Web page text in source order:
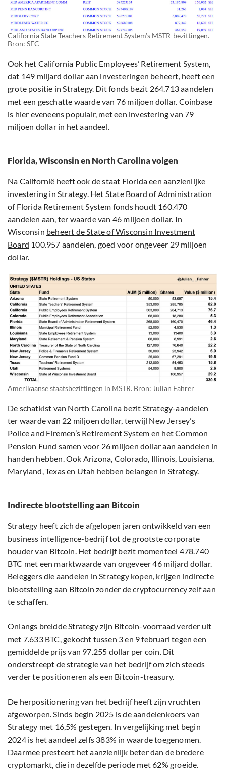
California State Teachers Retirement System’s MSTR-bezittingen.
Bron: SEC
Ook het California Public Employees’ Retirement System,
dat 149 miljard dollar aan investeringen beheert, heeft een
grote positie in Strategy. Dit fonds bezit 264.713 aandelen
met een geschatte waarde van 76 miljoen dollar. Coinbase
is hier eveneens populair, met een investering van 79
miljoen dollar in het aandeel.
Florida, Wisconsin en North Carolina volgen
Na Californië heeft ook de staat Florida een aanzienlijke
investering in Strategy. Het State Board of Administration
of Florida Retirement System fonds houdt 160.470
aandelen aan, ter waarde van 46 miljoen dollar. In
Wisconsin beheert de State of Wisconsin Investment
Board 100.957 aandelen, goed voor ongeveer 29 miljoen
dollar.
Amerikaanse staatsbezittingen in MSTR. Bron: Julian Fahrer
De schatkist van North Carolina bezit Strategy-aandelen
ter waarde van 22 miljoen dollar, terwijl New Jersey’s
Police and Firemen’s Retirement System en het Common
Pension Fund samen voor 26 miljoen dollar aan aandelen in
handen hebben. Ook Arizona, Colorado, Illinois, Louisiana,
Maryland, Texas en Utah hebben belangen in Strategy.
Indirecte blootstelling aan Bitcoin
Strategy heeft zich de afgelopen jaren ontwikkeld van een
business intelligence-bedrijf tot de grootste corporate
houder van Bitcoin . Het bedrijfbezit momenteel 478.740
BTC met een marktwaarde van ongeveer 46 miljard dollar.
Beleggers die aandelen in Strategy kopen, krijgen indirecte
blootstelling aan Bitcoin zonder de cryptocurrency zelf aan
te schaffen.
Onlangs breidde Strategy zijn Bitcoin-voorraad verder uit
met 7.633 BTC, gekocht tussen 3 en 9 februari tegen een
gemiddelde prijs van 97.255 dollar per coin. Dit
onderstreept de strategie van het bedrijf om zich steeds
verder te positioneren als een Bitcoin-treasury.
De herpositionering van het bedrijf heeft zijn vruchten
afgeworpen. Sinds begin 2025 is de aandelenkoers van
Strategy met 16,5% gestegen. In vergelijking met begin
2024 is het aandeel zelfs 383% in waarde toegenomen.
Daarmee presteert het aanzienlijk beter dan de bredere
cryptomarkt, die in dezelfde periode met 62% groeide.